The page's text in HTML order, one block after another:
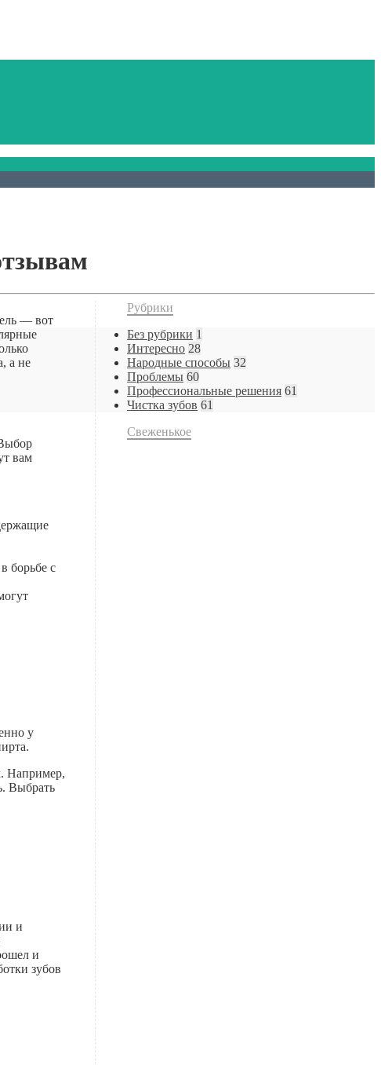
— вот
а не
вам
борьбе с
у
Например,
Выбрать
и
и
зубов
Рубрики
Без рубрики 1
Интересно 28
Народные способы 32
Проблемы 60
Профессиональные решения 61
Чистка зубов 61
Свеженькое